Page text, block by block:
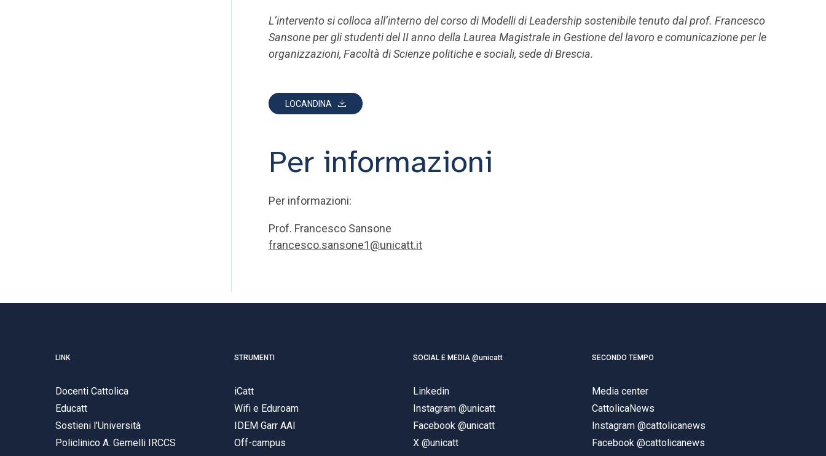
L’intervento si colloca all’interno del corso di Modelli di Leadership sostenibile tenuto dal prof. Francesco
Sansone per gli studenti del II anno della Laurea Magistrale in Gestione del lavoro e comunicazione per le
organizzazioni, Facoltà di Scienze politiche e sociali, sede di Brescia.
LOCANDINA
Per informazioni
Per informazioni:
Prof. Francesco Sansone
francesco.sansone1@unicatt.it
LINK
Docenti Cattolica
Educatt
Sostieni l'Università
Policlinico A. Gemelli IRCCS
STRUMENTI
iCatt
Wifi e Eduroam
IDEM Garr AAI
Off-campus
SOCIAL E MEDIA @unicatt
Linkedin
Instagram @unicatt
Facebook @unicatt
X @unicatt
SECONDO TEMPO
Media center
CattolicaNews
Instagram @cattolicanews
Facebook @cattolicanews